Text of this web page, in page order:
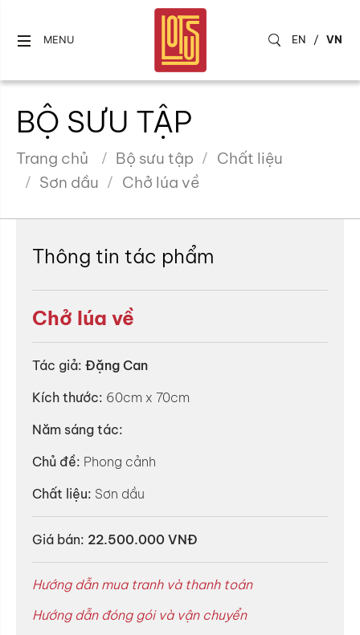
MENU EN / VN
BỘ SƯU TẬP
Trang chủ Bộ sưu tập
Chất liệu
Sơn dầu
Chở lúa về
Thông tin tác phẩm
Chở lúa về
Tác giả: Đặng Can
Kích thước: 60cm x 70cm
Năm sáng tác:
Chủ đề: Phong cảnh
Chất liệu: Sơn dầu
Giá bán: 22.500.000 VNĐ
Hướng dẫn mua tranh và thanh toán
Hướng dẫn đóng gói và vận chuyển